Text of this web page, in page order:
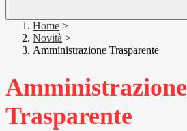
Home >
Novità >
Amministrazione Trasparente
Amministrazione
Trasparente